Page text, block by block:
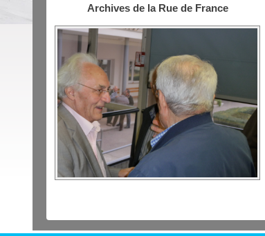
Archives de la Rue de France